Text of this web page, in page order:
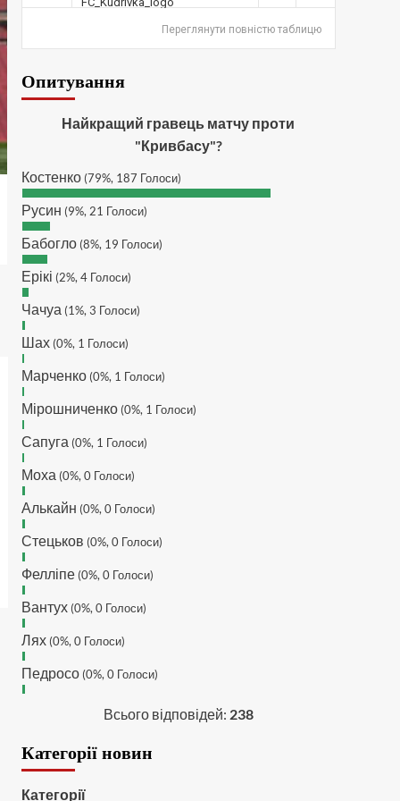
Hatsyk, Куди можна
покращень по сайту? І чи
можна на сайт скинути
криптою ltc?
SVAT, телеграм,
пошта, вайбер, будь де) що
підходить? зараз скину.
SVAT :Hatsyk, Якщо зручно,
то завтра напишу в
інстаграм
Hatsyk :
SVAT :
Hatsyk в інсті
обмеження кинув в ТГ
Makiavelli :Бачу чат знову
слів нема....все йде до
Hatsyk:Makiavelli, вітаємо
на сайті. Вірю що чат і сайт
загалом буде ще
активніший з часом)
Мельниченко я думаю це
трансляцію товарняка з
https://www.youtube.com/live/Qb1ebGeOfZ8?
А ще на сайті
SVAT :Hatsyk А як зробити
Переглянути повністю таблицю
Опитування
Найкращий гравець матчу проти
"Кривбасу"?
Костенко (79%, 187 Голоси)
Русин (9%, 21 Голоси)
Бабогло (8%, 19 Голоси)
Ерікі (2%, 4 Голоси)
Чачуа (1%, 3 Голоси)
Шах (0%, 1 Голоси)
Марченко (0%, 1 Голоси)
Мірошниченко (0%, 1 Голоси)
Сапуга (0%, 1 Голоси)
Моха (0%, 0 Голоси)
Алькайн (0%, 0 Голоси)
Стецьков (0%, 0 Голоси)
Фелліпе (0%, 0 Голоси)
Вантух (0%, 0 Голоси)
Лях (0%, 0 Голоси)
Педросо (0%, 0 Голоси)
Всього відповідей: 238
Категорії новин
Категорії